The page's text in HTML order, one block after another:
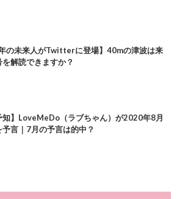
の未来人がTwitterに登場】40mの津波は来
解読できますか？
知】LoveMeDo（ラブちゃん）が2020年8月
言｜7月の予言は的中？